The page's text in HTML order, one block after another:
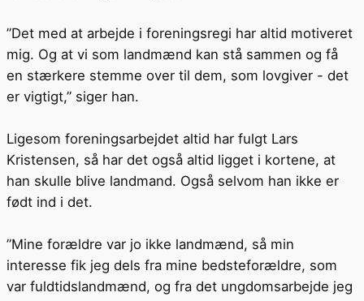
”Det med at arbejde i foreningsregi har altid motiveret
mig. Og at vi som landmænd kan stå sammen og få
en stærkere stemme over til dem, som lovgiver - det
er vigtigt,” siger han.
Ligesom foreningsarbejdet altid har fulgt Lars
Kristensen, så har det også altid ligget i kortene, at
han skulle blive landmand. Også selvom han ikke er
født ind i det.
”Mine forældre var jo ikke landmænd, så min
interesse fik jeg dels fra mine bedsteforældre, som
var fuldtidslandmænd, og fra det ungdomsarbejde jeg